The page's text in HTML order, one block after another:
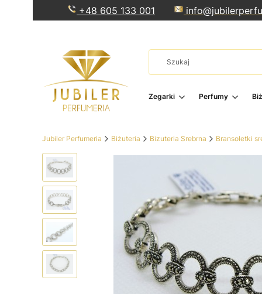
+48 605 133 001
Zegarki Perfumy
Jubiler Perfumeria Biżuteria Bizuteria Srebrna Bransoletki